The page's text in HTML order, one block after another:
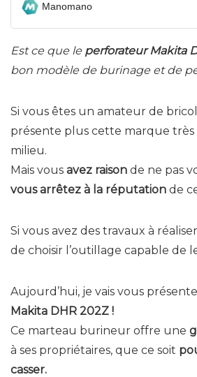
Manomano
Est ce que le perforateur Makita
bon modèle de burinage et de
Si vous êtes un amateur de
présente plus cette marque
milieu.
Mais vous avez raison de ne pas
vous arrêtez à la réputation de
Si vous avez des travaux à
de choisir l’outillage capable de
Aujourd’hui, je vais vous
Makita DHR 202Z !
Ce marteau burineur offre une
à ses propriétaires, que ce soit
casser.